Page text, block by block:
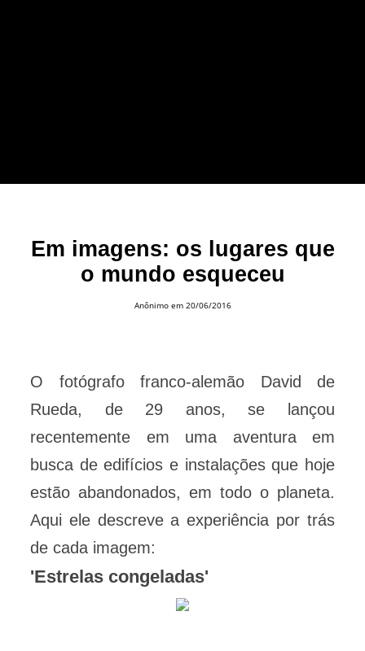
Em imagens: os lugares que
o mundo esqueceu
Anônimo em 20/06/2016
O fotógrafo franco-alemão David de
Rueda, de 29 anos, se lançou
recentemente em uma aventura em
busca de edifícios e instalações que hoje
estão abandonados, em todo o planeta.
Aqui ele descreve a experiência por trás
de cada imagem:
'Estrelas congeladas'